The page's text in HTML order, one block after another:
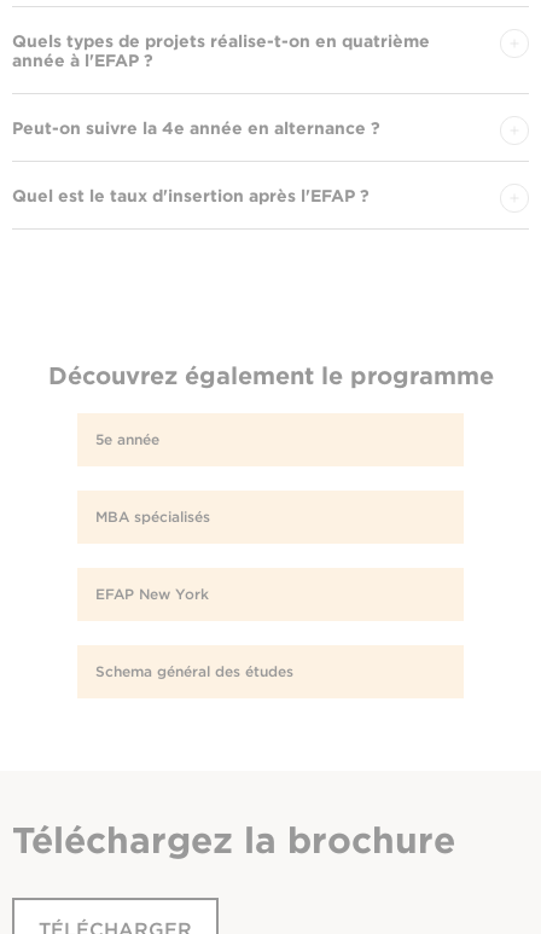
Quels types de projets réalise-t-on en quatrième
année à l'EFAP ?
Peut-on suivre la 4e année en alternance ?
Quel est le taux d'insertion après l'EFAP ?
Découvrez également le programme
5e année
MBA spécialisés
EFAP New York
Schema général des études
Téléchargez la brochure
TÉLÉCHARGER